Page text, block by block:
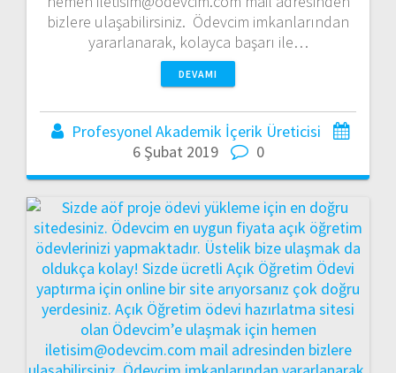
bizlere ulaşabilirsiniz. Ödevcim imkanlarından
yararlanarak, kolayca başarı ile…
DEVAMI
Profesyonel Akademik İçerik Üreticisi
6 Şubat 2019
0